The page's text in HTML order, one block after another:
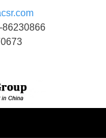
86230866